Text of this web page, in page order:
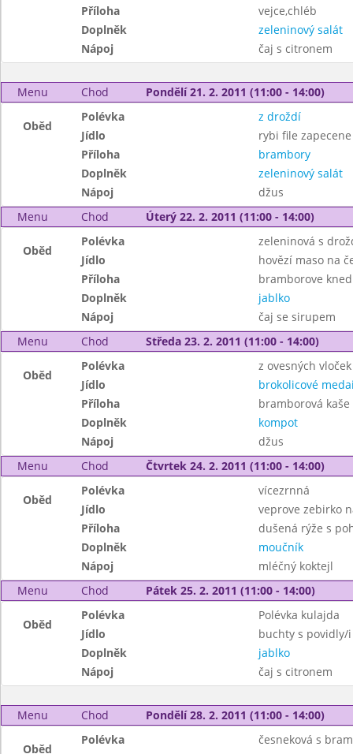
Příloha
vejce,chléb
Doplněk
zeleninový salát
Nápoj
čaj s citronem
Menu Chod Pondělí 21. 2. 2011 (11:00 - 14:00)
Oběd
Polévka
z droždí
Jídlo
rybi file
Příloha
brambory
Doplněk
zeleninový salát
Nápoj
džus
Menu
Chod Úterý 22. 2. 2011 (11:00 - 14:00)
Oběd
Polévka
zeleninová s
Jídlo
hovězí maso na
Příloha
bramborove
Doplněk
jablko
Nápoj
čaj se sirupem
Menu
Chod Středa 23. 2. 2011 (11:00 - 14:00)
Oběd
Polévka
z ovesných vloček
Jídlo
brokolicové
Příloha
bramborová kaše
Doplněk
kompot
Nápoj
džus
Menu
Chod Čtvrtek 24. 2. 2011 (11:00 - 14:00)
Oběd
Polévka
vícezrnná
Jídlo
veprove zebirko
Příloha
dušená rýže s
Doplněk
moučník
Nápoj
mléčný koktejl
Menu
Chod Pátek 25. 2. 2011 (11:00 - 14:00)
Oběd
Polévka
Polévka kulajda
Jídlo
buchty s povidly/
Doplněk
jablko
Nápoj
čaj s citronem
Menu Chod Pondělí 28. 2. 2011 (11:00 - 14:00)
Oběd
Polévka
česneková s